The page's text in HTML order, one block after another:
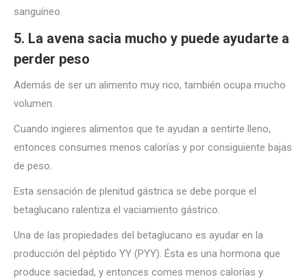
sanguíneo.
5. La avena sacia mucho y puede ayudarte a
perder peso
Además de ser un alimento muy rico, también ocupa mucho
volumen.
Cuando ingieres alimentos que te ayudan a sentirte lleno,
entonces consumes menos calorías y por consiguiente bajas
de peso.
Esta sensación de plenitud gástrica se debe porque el
betaglucano ralentiza el vaciamiento gástrico.
Una de las propiedades del betaglucano es ayudar en la
producción del péptido YY (PYY). Ésta es una hormona que
produce saciedad, y entonces comes menos calorías y